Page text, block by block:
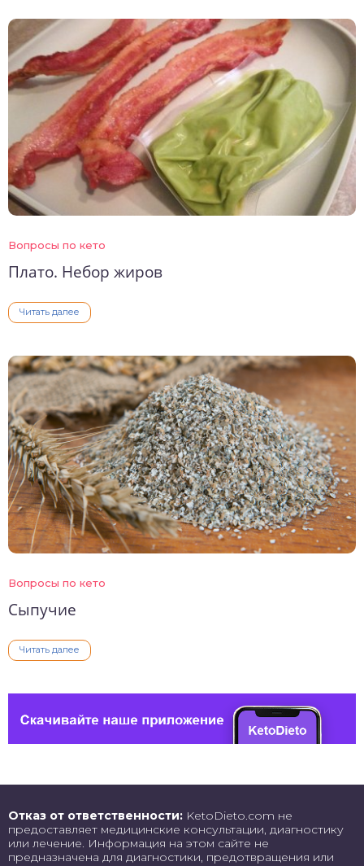
Вопросы по кето
Плато. Небор жиров
Читать далее
Вопросы по кето
Сыпучие
Читать далее
Отказ от ответственности: KetoDieto.com не
предоставляет медицинские консультации, диагностику
или лечение. Информация на этом сайте не
предназначена для диагностики, предотвращения или